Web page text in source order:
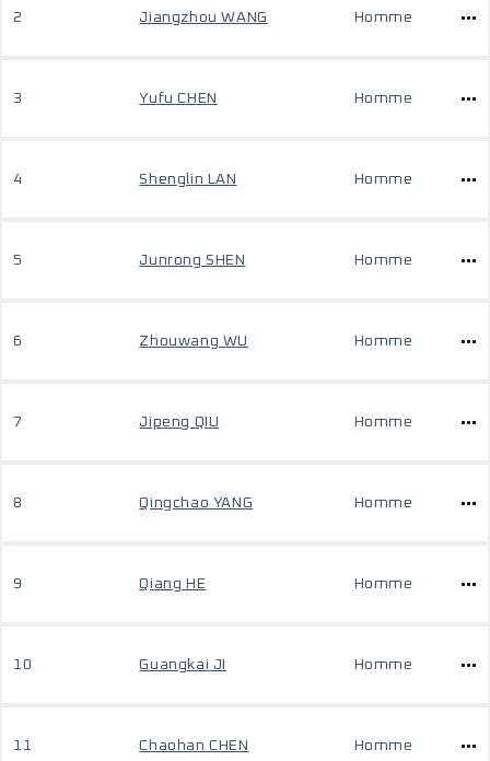
2 Jiangzhou WANG Homme
3 Yufu CHEN Homme
4 Shenglin LAN Homme
5 Junrong SHEN Homme
6 Zhouwang WU Homme
7 Jipeng QIU Homme
8 Qingchao YANG Homme
9 Qiang HE Homme
10 Guangkai JI Homme
11 Chaohan CHEN Homme